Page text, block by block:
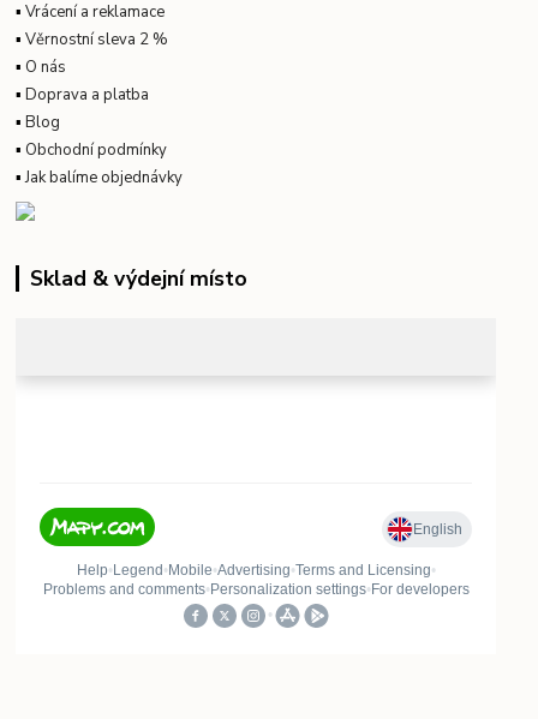
▪Vrácení a reklamace
▪Věrnostní sleva 2 %
▪ O nás
▪Doprava a platba
▪Blog
▪ Obchodní podmínky
▪Jak balíme objednávky
Sklad & výdejní místo